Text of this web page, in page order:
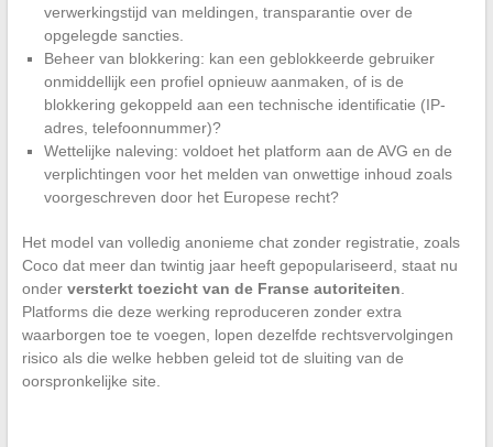
verwerkingstijd van meldingen, transparantie over de
opgelegde sancties.
Beheer van blokkering: kan een geblokkeerde gebruiker
onmiddellijk een profiel opnieuw aanmaken, of is de
blokkering gekoppeld aan een technische identificatie (IP-
adres, telefoonnummer)?
Wettelijke naleving: voldoet het platform aan de AVG en de
verplichtingen voor het melden van onwettige inhoud zoals
voorgeschreven door het Europese recht?
Het model van volledig anonieme chat zonder registratie, zoals
Coco dat meer dan twintig jaar heeft gepopulariseerd, staat nu
onder versterkt toezicht van de Franse autoriteiten
Platforms die deze werking reproduceren zonder extra
waarborgen toe te voegen, lopen dezelfde rechtsvervolgingen
risico als die welke hebben geleid tot de sluiting van de
oorspronkelijke site.